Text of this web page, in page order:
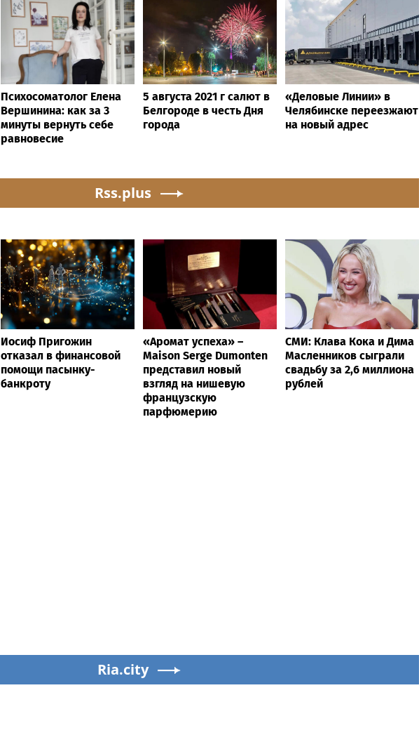
Психосоматолог Елена
Вершинина: как за 3
минуты вернуть себе
равновесие
5 августа 2021 г салют в
Белгороде в честь Дня
города
«Деловые Линии» в
Челябинске переезжают
на новый адрес
Rss.plus
Иосиф Пригожин
отказал в финансовой
помощи пасынку-
банкроту
«Аромат успеха» –
Maison Serge Dumonten
представил новый
взгляд на нишевую
французскую
парфюмерию
СМИ: Клава Кока и Дима
Масленников сыграли
свадьбу за 2,6 миллиона
рублей
Ria.city